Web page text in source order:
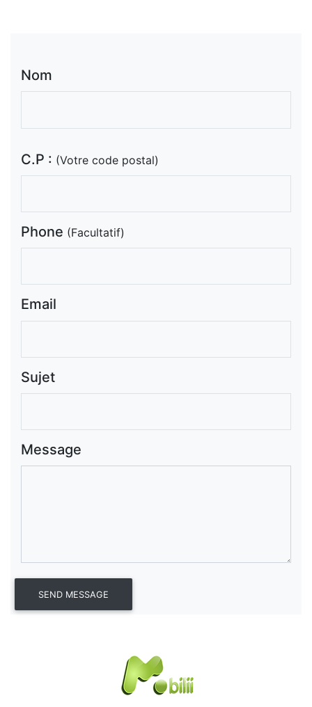
Nom
C.P : (Votre code postal)
Phone (Facultatif)
Email
Sujet
Message